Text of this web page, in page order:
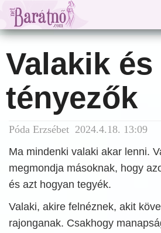
Valakik és
tényezők
Póda Erzsébet 2024.4.18. 13:09
Ma mindenki valaki akar lenni.
megmondja másoknak, hogy
és azt hogyan tegyék.
Valaki, akire felnéznek, akit
rajonganak. Csakhogy